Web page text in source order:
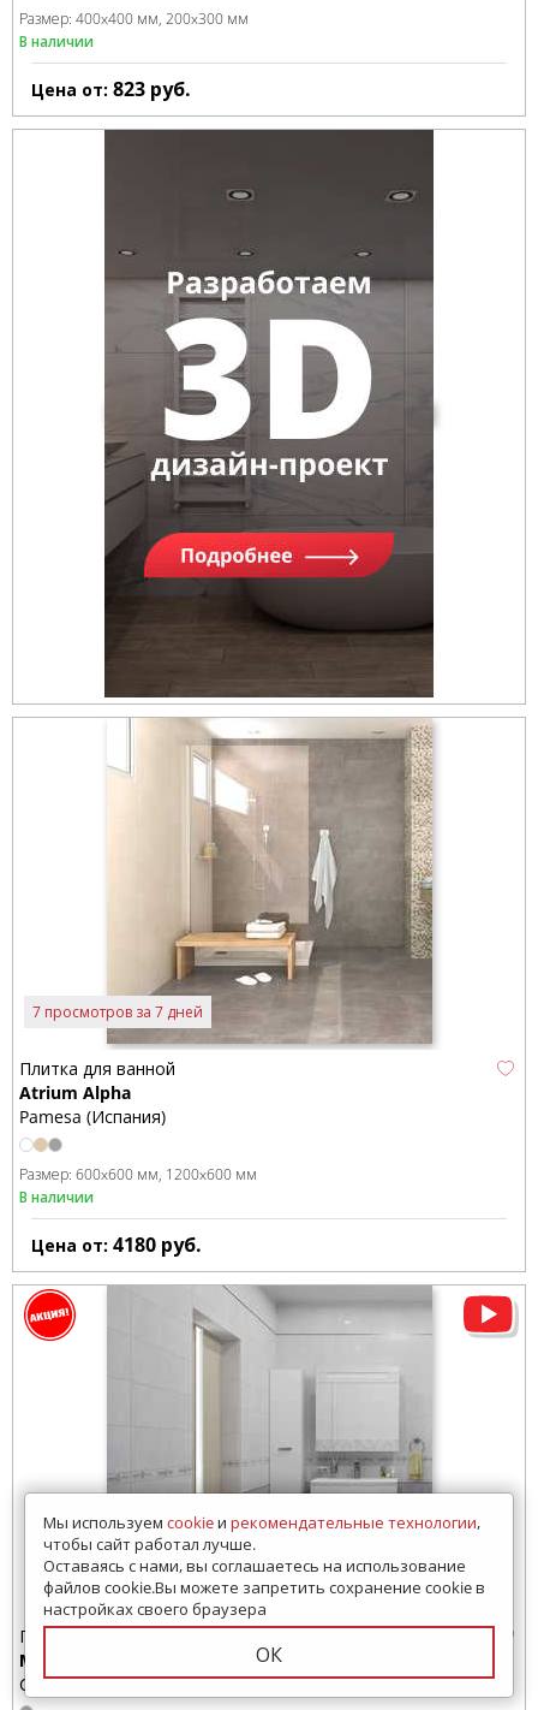
Размер: 400x400 мм 200x300 мм
В наличии
Цена от: 823 руб.
7 просмотров за 7 дней
Плитка для ванной
Atrium Alpha
Pamesa (Испания)
Размер: 600x600 мм 1200x600 мм
В наличии
Цена от: 4180 руб.
Плитка для ванной
Мармара
Ceramica Classic (Россия)
Мы используем cookieи рекомендательные технологии,
чтобы сайт работал лучше.
Оставаясь с нами, вы соглашаетесь на использование
файлов cookie.Вы можете запретить сохранение cookie в
настройках своего браузера
ОК